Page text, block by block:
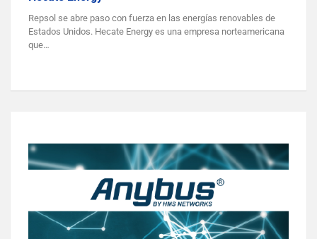
Repsol se abre paso con fuerza en las energías renovables de
Estados Unidos. Hecate Energy es una empresa norteamericana
que…